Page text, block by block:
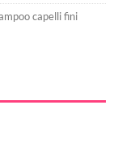
capelli fini